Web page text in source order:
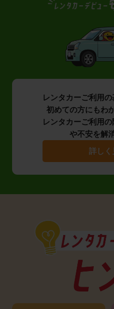
レンタカーご利用の
初めての方にもわ
レンタカーご利用
や不安を解
詳しく